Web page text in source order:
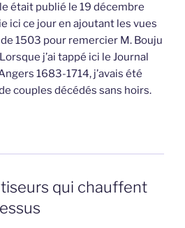
était publié le 19 décembre
ici ce jour en ajoutant les vues
1503 pour remercier M. Bouju
j’ai tappé ici le Journal
1683-1714, j’avais été
couples décédés sans hoirs.
qui chauffent